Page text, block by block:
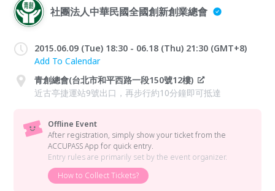
社團法人中華民國全國創新創業總會
2015.06.09 (Tue) 18:30 - 06.18 (Thu) 21:30 (GMT+8)
Add To Calendar
青創總會(台北市和平西路一段150號12樓)
近古亭捷運站9號出口，再步行約10分鐘即可抵達
Offline Event
After registration, simply show your ticket from the
ACCUPASS App for quick entry.
Entry rules are primarily set by the event organizer.
How to Collect Tickets?